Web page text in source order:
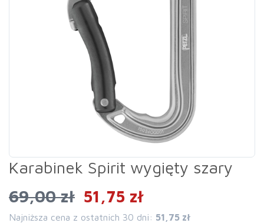
Karabinek Spirit wygięty szary
69,00 zł 51,75 zł
Najniższa cena z ostatnich 30 dni: 51,75 zł